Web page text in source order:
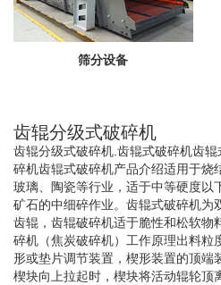
筛分设备
齿辊分级式破碎机
齿辊分级式破碎机.齿辊式破碎机齿
碎机齿辊式破碎机产品介绍适用于烧
玻璃、陶瓷等行业，适于中等硬度以
矿石的中细碎作业。齿辊式破碎机为
齿辊，齿辊破碎机适于脆性和松软物
碎机（焦炭破碎机）工作原理出料粒
形或垫片调节装置，楔形装置的顶端
楔块向上拉起时，楔块将活动辊轮顶